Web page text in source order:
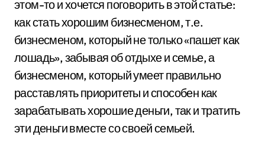
этом-то и хочется поговорить в этой статье:
как стать хорошим бизнесменом, т.е.
бизнесменом, который не только «пашет как
лошадь», забывая об отдыхе и семье, а
бизнесменом, который умеет правильно
расставлять приоритеты и способен как
зарабатывать хорошие деньги, так и тратить
эти деньги вместе со своей семьей.